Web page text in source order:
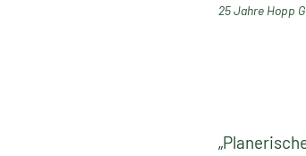
25 Jahre Hopp